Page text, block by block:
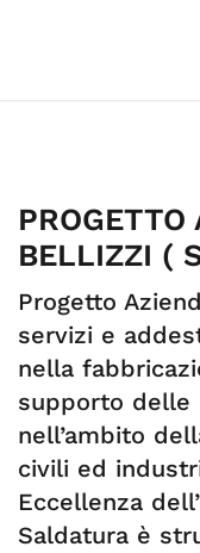
BELLIZZI (
Progetto
servizi e
nella
supporto delle
nell’ambito
civili ed
Eccellenza
Saldatura è